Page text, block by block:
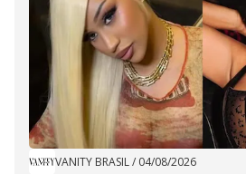
VANITY BRASIL/ 04/08/2026